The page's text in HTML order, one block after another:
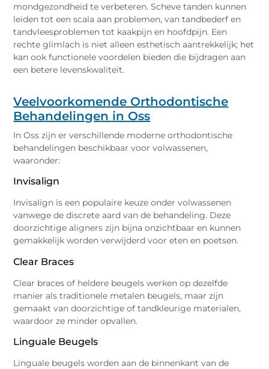
mondgezondheid te verbeteren. Scheve tanden kunnen
leiden tot een scala aan problemen, van tandbederf en
tandvleesproblemen tot kaakpijn en hoofdpijn. Een
rechte glimlach is niet alleen esthetisch aantrekkelijk; het
kan ook functionele voordelen bieden die bijdragen aan
een betere levenskwaliteit.
Veelvoorkomende Orthodontische
Behandelingen in Oss
In Oss zijn er verschillende moderne orthodontische
behandelingen beschikbaar voor volwassenen,
waaronder:
Invisalign
Invisalign is een populaire keuze onder volwassenen
vanwege de discrete aard van de behandeling. Deze
doorzichtige aligners zijn bijna onzichtbaar en kunnen
gemakkelijk worden verwijderd voor eten en poetsen.
Clear Braces
Clear braces of heldere beugels werken op dezelfde
manier als traditionele metalen beugels, maar zijn
gemaakt van doorzichtige of tandkleurige materialen,
waardoor ze minder opvallen.
Linguale Beugels
Linguale beugels worden aan de binnenkant van de